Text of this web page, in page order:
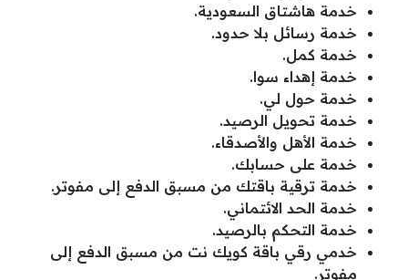
خدمة هاشتاق السعودية.
خدمة رسائل بلا حدود.
خدمة كمل.
خدمة إهداء سوا.
خدمة حول لي.
خدمة تحويل الرصيد.
خدمة الأهل والأصدقاء.
خدمة على حسابك.
خدمة ترقية باقتك من مسبق الدفع إلى مفوتر.
خدمة الحد الائتماني.
خدمة التحكم بالرصيد.
خدمي رقي باقة كويك نت من مسبق الدفع إلى
مفوتر.